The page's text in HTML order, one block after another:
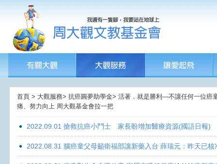
首頁 > 大觀服務> 抗癌圓夢助學金> 活著．就是勝利—不讓任何一位癌
痛、努力向上 周大觀基金會拉一把
2022.09.01 搶救抗癌小鬥士 家長盼增加醫療資源(國語日報)
2022.08.31 腦癌童父母籲衛福部讓新藥入台 薛瑞元：昨天已